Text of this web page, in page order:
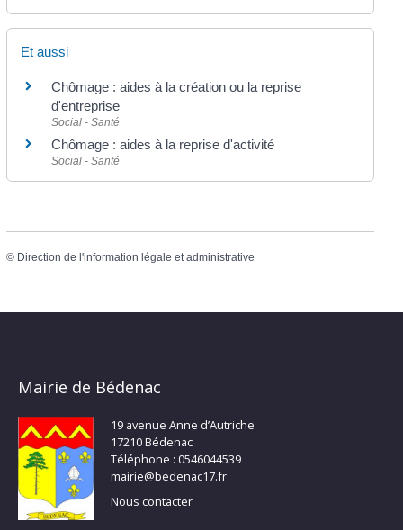
Et aussi
Chômage : aides à la création ou la reprise
d'entreprise
Social - Santé
Chômage : aides à la reprise d'activité
Social - Santé
© Direction de l'information légale et administrative
Mairie de Bédenac
19 avenue Anne d’Autriche
17210 Bédenac
Téléphone : 0546044539
mairie@bedenac17.fr
Nous contacter